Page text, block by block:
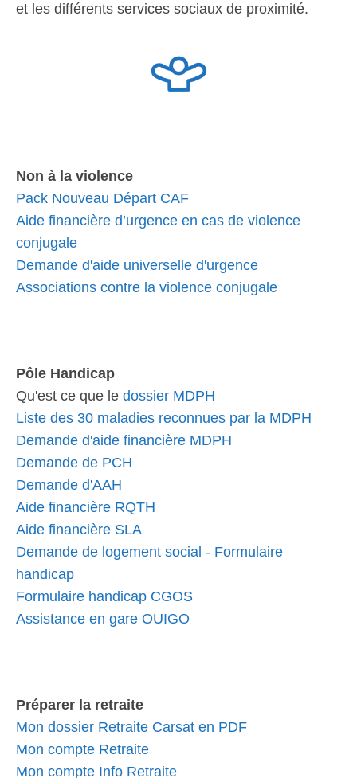
et les différents services sociaux de proximité.
Non à la violence
Pack Nouveau Départ CAF
Aide financière d’urgence en cas de violence
conjugale
Demande d'aide universelle d'urgence
Associations contre la violence conjugale
Pôle Handicap
Qu'est ce que le dossier MDPH
Liste des 30 maladies reconnues par la MDPH
Demande d'aide financière MDPH
Demande de PCH
Demande d'AAH
Aide financière RQTH
Aide financière SLA
Demande de logement social - Formulaire
handicap
Formulaire handicap CGOS
Assistance en gare OUIGO
Préparer la retraite
Mon dossier Retraite Carsat en PDF
Mon compte Retraite
Mon compte Info Retraite